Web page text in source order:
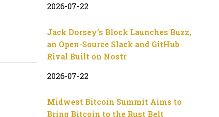
2026-07-22
Jack Dorsey’s Block Launches Buzz,
an Open-Source Slack and GitHub
Rival Built on Nostr
2026-07-22
Midwest Bitcoin Summit Aims to
Bring Bitcoin to the Rust Belt